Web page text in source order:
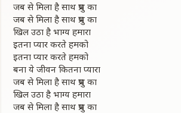
जब से मिला है साथ प्रभु का
जब से मिला है साथ प्रभु का
खिल उठा है भाग्य हमारा
इतना प्यार करते हमको
इतना प्यार करते हमको
बना ये जीवन कितना प्यारा
जब से मिला है साथ प्रभु का
खिल उठा है भाग्य हमारा
जब से मिला है साथ प्रभु का